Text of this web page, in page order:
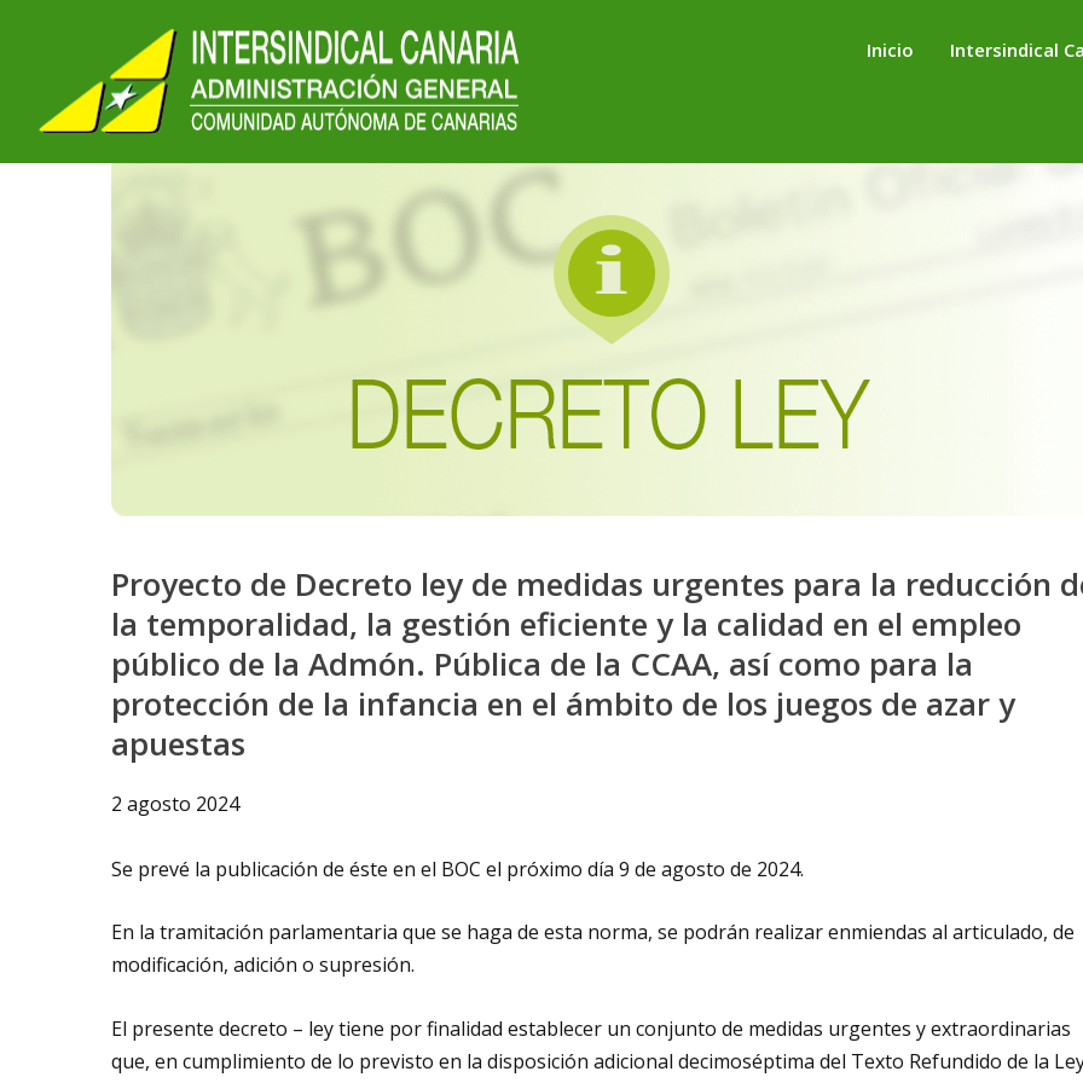
Inicio Intersindical
Proyecto de Decreto ley de medidas urgentes para la reducción
la temporalidad, la gestión eficiente y la calidad en el empleo
público de la Admón. Pública de la CCAA, así como para la
protección de la infancia en el ámbito de los juegos de azar y
apuestas
2 agosto 2024
Se prevé la publicación de éste en el BOC el próximo día 9 de agosto de 2024.
En la tramitación parlamentaria que se haga de esta norma, se podrán realizar enmiendas al articulado, de
modificación, adición o supresión.
El presente decreto – ley tiene por finalidad establecer un conjunto de medidas urgentes y extraordinarias
que, en cumplimiento de lo previsto en la disposición adicional decimoséptima del Texto Refundido de la